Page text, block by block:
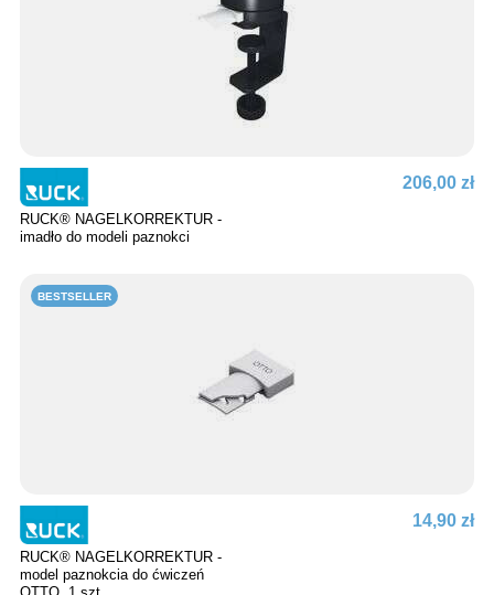
RUCK® NAGELKORREKTUR -
imadło do modeli paznokci
206,00 zł
BESTSELLER
RUCK® NAGELKORREKTUR -
model paznokcia do ćwiczeń
14,90 zł